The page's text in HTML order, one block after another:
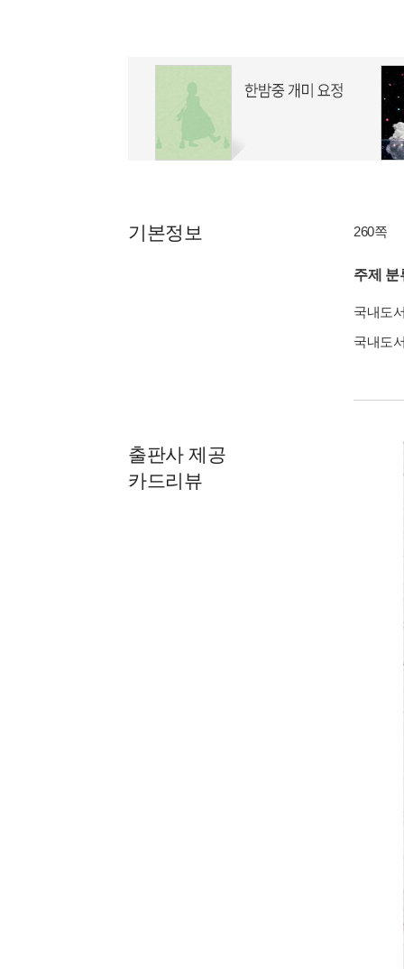
기본정보 260쪽
주제 분
국내도
국내도
출판사 제공
카드리뷰